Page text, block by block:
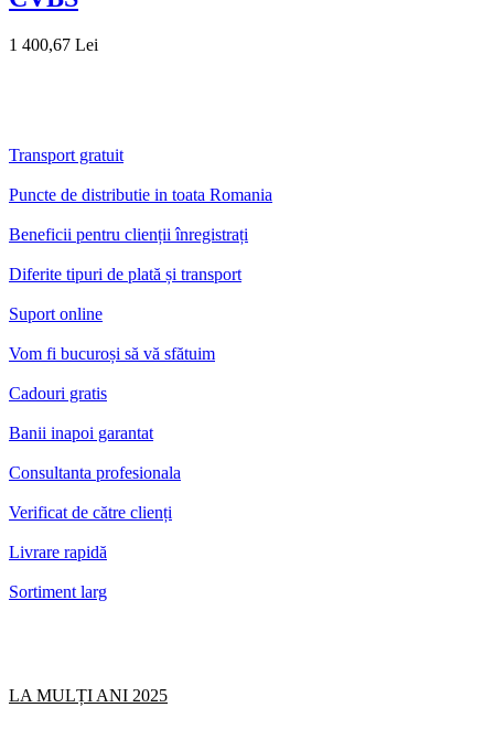
1 400,67 Lei
Transport gratuit
Puncte de distributie in toata Romania
Beneficii pentru clienții înregistrați
Diferite tipuri de plată și transport
Suport online
Vom fi bucuroși să vă sfătuim
Cadouri gratis
Banii inapoi garantat
Consultanta profesionala
Verificat de către clienți
Livrare rapidă
Sortiment larg
LA MULȚI ANI 2025